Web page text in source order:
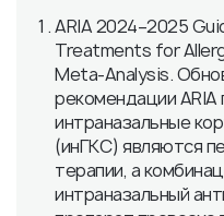
ARIA 2024–2025
Treatments for
Meta‑Analysis.
рекомендации
интраназальные
(инГКС) являются
терапии, а
интраназальный